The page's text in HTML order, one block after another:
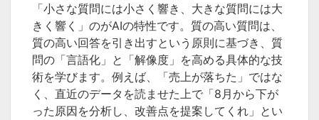
「小さな質問には小さく響き、大きな質問には大
きく響く」のがAIの特性です。質の高い質問は、
質の高い回答を引き出すという原則に基づき、質
問の「言語化」と「解像度」を高める具体的な技
術を学びます。例えば、「売上が落ちた」ではな
く、直近のデータを読ませた上で「8月から下が
った原因を分析し、改善点を提案してくれ」とい